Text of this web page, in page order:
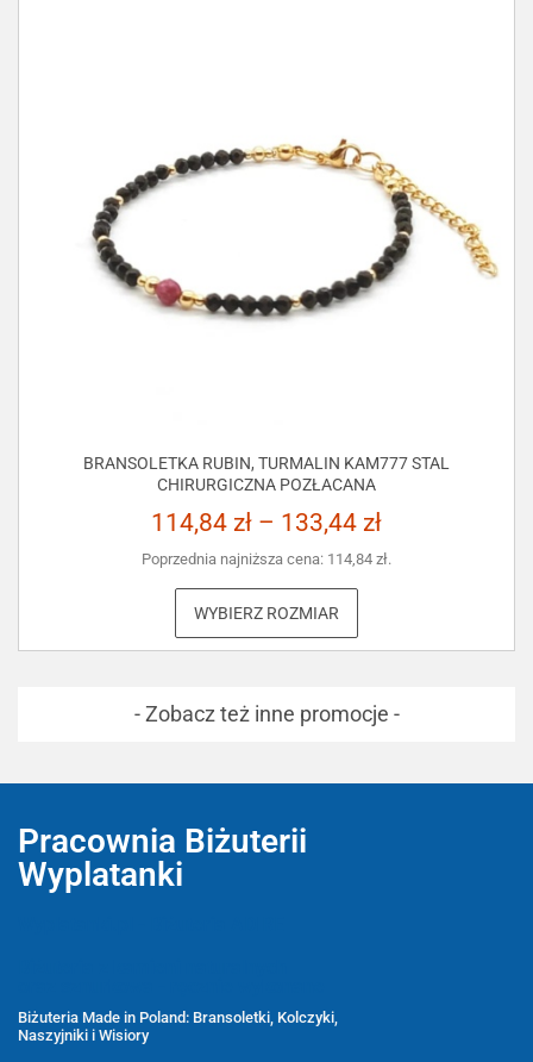
BRANSOLETKA RUBIN, TURMALIN KAM777 STAL
CHIRURGICZNA POZŁACANA
114,84 zł – 133,44 zł
Poprzednia najniższa cena: 114,84 zł.
WYBIERZ ROZMIAR
- Zobacz też inne promocje -
Pracownia Biżuterii
Wyplatanki
Biżuteria Made in Poland: Bransoletki, Kolczyki,
Naszyjniki i Wisiory